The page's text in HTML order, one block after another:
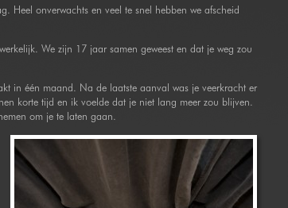
Heel onverwachts en veel te snel hebben we afscheid
We zijn 17 jaar samen geweest en dat je weg zou
in één maand. Na de laatste aanval was je veerkracht er
korte tijd en ik voelde dat je niet lang meer zou blijven.
om je te laten gaan.